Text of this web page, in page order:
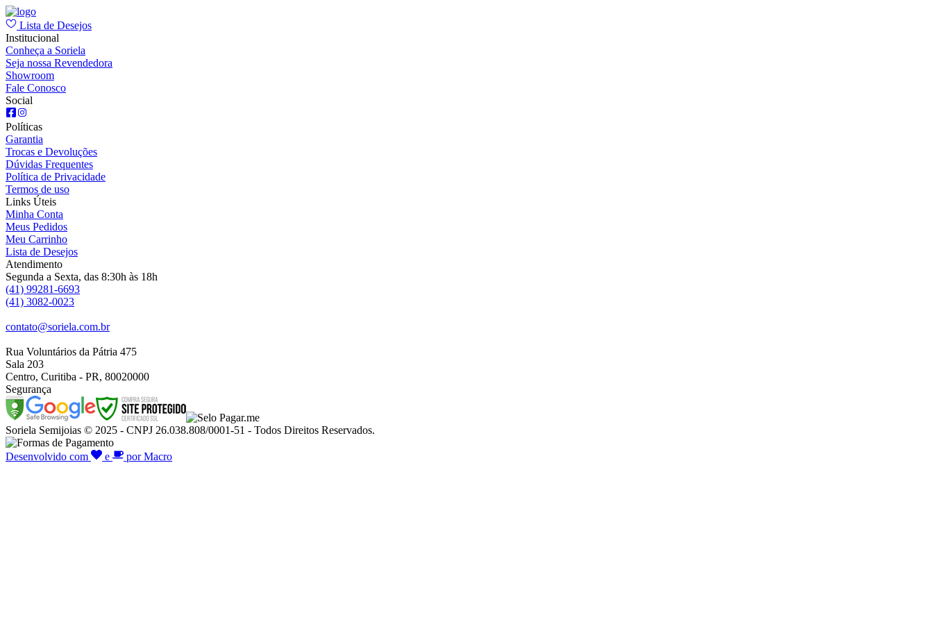
Lista de Desejos
Institucional
Conheça a Soriela
Seja nossa Revendedora
Showroom
Fale Conosco
Social
Políticas
Garantia
Trocas e Devoluções
Dúvidas Frequentes
Política de Privacidade
Termos de uso
Links Úteis
Minha Conta
Meus Pedidos
Meu Carrinho
Lista de Desejos
Atendimento
Segunda a Sexta, das 8:30h às 18h
(41) 99281-6693
(41) 3082-0023
contato@soriela.com.br
Rua Voluntários da Pátria 475
Sala 203
Centro, Curitiba - PR, 80020000
Segurança
Soriela Semijoias © 2025 - CNPJ 26.038.808/0001-51 - Todos Direitos Reservados.
Desenvolvido com e por Macro